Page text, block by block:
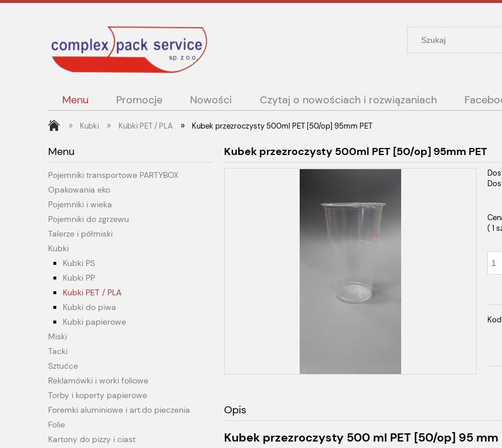
Menu Promocje Nowości Czytaj o nowościach i rozwiązaniach
» Kubki » Kubki PET / PLA » Kubek przezroczysty 500ml PET [50/op] 95mm PET
Menu
Pojemniki transportowe PARTYBOX
Opakowania eko
Pojemniki i wieka
Pojemniki do zgrzewu
Talerze i półmiski
Kubki
Kubki PS
Kubki PP
Kubki PET / PLA
Kubki do piwa
Kubki papierowe
Miski
Tacki
Sztućce
Reklamówki i worki foliowe
Torby i koperty papierowe
Foremki aluminiowe i art.do pieczenia
Folie
Kartony do pizzy i ciast
Kubek przezroczysty 500ml PET [50/op] 95mm PET
( 1
Opis
Kubek przezroczysty 500 ml PET [50/op] 95 mm